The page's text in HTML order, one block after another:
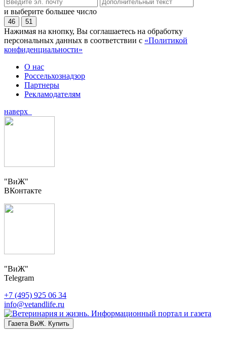
и выберите большее число
46 51
Нажимая на кнопку, Вы соглашаетесь на обработку
персональных данных в соответствии с «Политикой
конфиденциальности»
О нас
Россельхознадзор
Партнеры
Рекламодателям
наверх
"ВиЖ"
ВКонтакте
"ВиЖ"
Telegram
+7 (495) 925 06 34
info@vetandlife.ru
Газета ВиЖ. Купить